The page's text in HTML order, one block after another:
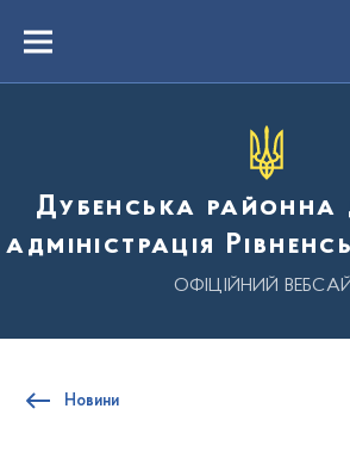
вмістуMenu
Дубенська районна
адміністрація
ОФІЦІЙНИЙ
Новини